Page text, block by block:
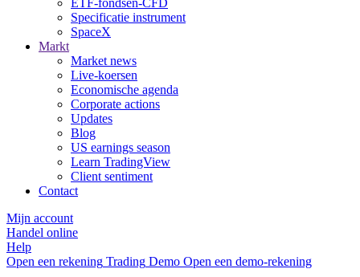
Specificatie instrument
SpaceX
Markt
Market news
Live-koersen
Economische agenda
Corporate actions
Updates
Blog
US earnings season
Learn TradingView
Client sentiment
Contact
Mijn account
Handel online
Help
Open een rekening Trading Demo Open een demo-rekening